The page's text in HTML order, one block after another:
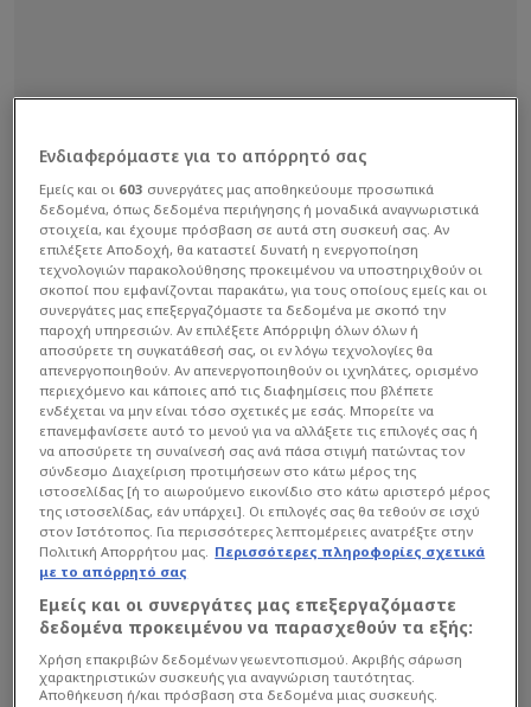
Ενδιαφερόμαστε για το απόρρητό σας
Εμείς και οι 603 συνεργάτες μας αποθηκεύουμε προσωπικά
δεδομένα, όπως δεδομένα περιήγησης ή μοναδικά αναγνωριστικά
στοιχεία, και έχουμε πρόσβαση σε αυτά στη συσκευή σας. Αν
επιλέξετε Αποδοχή, θα καταστεί δυνατή η ενεργοποίηση
τεχνολογιών παρακολούθησης προκειμένου να υποστηριχθούν οι
σκοποί που εμφανίζονται παρακάτω, για τους οποίους εμείς και οι
συνεργάτες μας επεξεργαζόμαστε τα δεδομένα με σκοπό την
παροχή υπηρεσιών. Αν επιλέξετε Απόρριψη όλων όλων ή
αποσύρετε τη συγκατάθεσή σας, οι εν λόγω τεχνολογίες θα
απενεργοποιηθούν. Αν απενεργοποιηθούν οι ιχνηλάτες, ορισμένο
περιεχόμενο και κάποιες από τις διαφημίσεις που βλέπετε
ενδέχεται να μην είναι τόσο σχετικές με εσάς. Μπορείτε να
επανεμφανίσετε αυτό το μενού για να αλλάξετε τις επιλογές σας ή
να αποσύρετε τη συναίνεσή σας ανά πάσα στιγμή πατώντας τον
σύνδεσμο Διαχείριση προτιμήσεων στο κάτω μέρος της
ιστοσελίδας [ή το αιωρούμενο εικονίδιο στο κάτω αριστερό μέρος
της ιστοσελίδας, εάν υπάρχει]. Οι επιλογές σας θα τεθούν σε ισχύ
στον Ιστότοπος. Για περισσότερες λεπτομέρειες ανατρέξτε στην
Πολιτική Απορρήτου μας. Περισσότερες πληροφορίες σχετικά
με το απόρρητό σας
Εμείς και οι συνεργάτες μας επεξεργαζόμαστε
δεδομένα προκειμένου να παρασχεθούν τα εξής:
Χρήση επακριβών δεδομένων γεωεντοπισμού. Ακριβής σάρωση
χαρακτηριστικών συσκευής για αναγνώριση ταυτότητας.
Αποθήκευση ή/και πρόσβαση στα δεδομένα μιας συσκευής.